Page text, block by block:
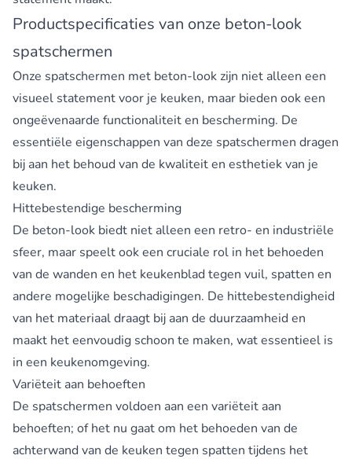
Productspecificaties van onze beton-look
spatschermen
Onze spatschermen met beton-look zijn niet alleen een
visueel statement voor je keuken, maar bieden ook een
ongeëvenaarde functionaliteit en bescherming. De
essentiële eigenschappen van deze spatschermen dragen
bij aan het behoud van de kwaliteit en esthetiek van je
keuken.
Hittebestendige bescherming
De beton-look biedt niet alleen een retro- en industriële
sfeer, maar speelt ook een cruciale rol in het behoeden
van de wanden en het keukenblad tegen vuil, spatten en
andere mogelijke beschadigingen. De hittebestendigheid
van het materiaal draagt bij aan de duurzaamheid en
maakt het eenvoudig schoon te maken, wat essentieel is
in een keukenomgeving.
Variëteit aan behoeften
De spatschermen voldoen aan een variëteit aan
behoeften; of het nu gaat om het behoeden van de
achterwand van de keuken tegen spatten tijdens het